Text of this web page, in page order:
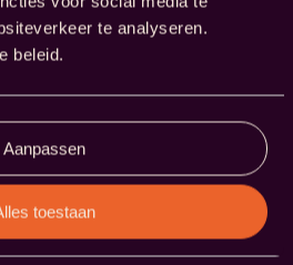
te analyseren.
beleid.
toestaan
Aanpassen